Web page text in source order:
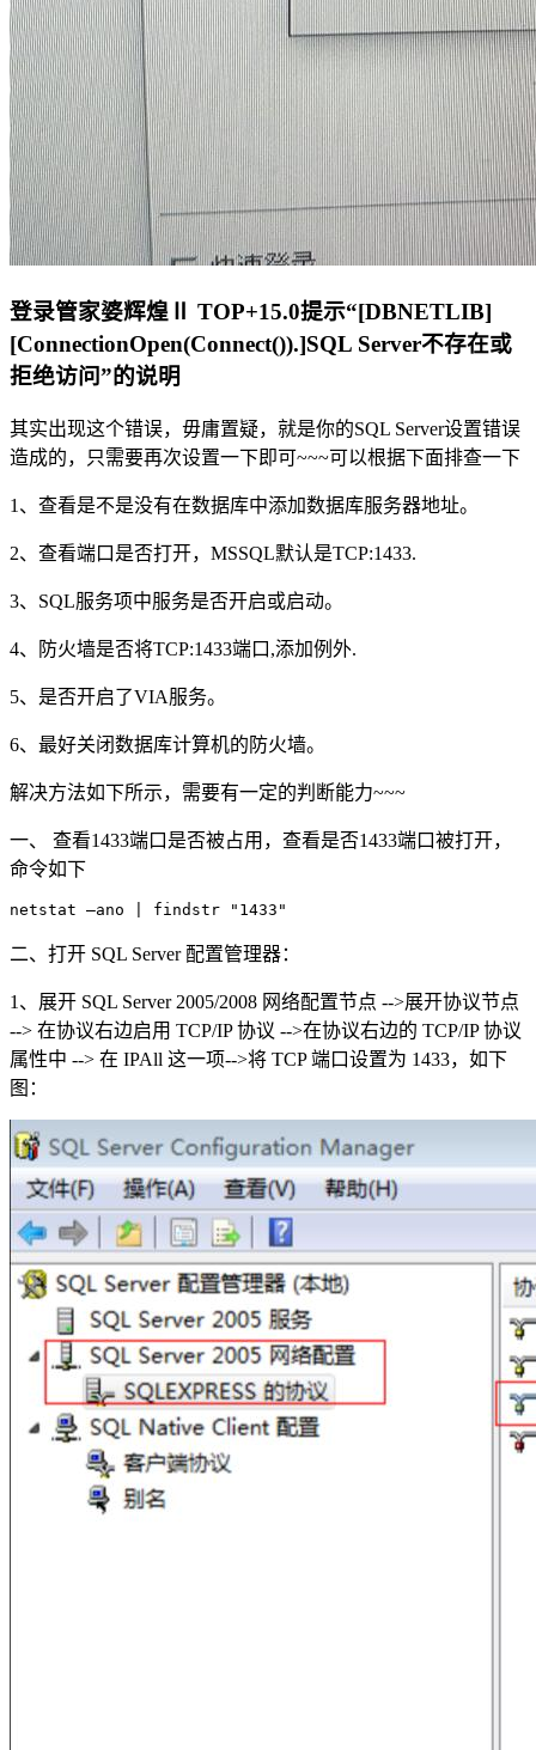
登录管家婆辉煌Ⅱ TOP+15.0提示“[DBNETLIB]
[ConnectionOpen(Connect()).]SQL Server不存在或
拒绝访问”的说明
其实出现这个错误，毋庸置疑，就是你的SQL Server设置错误
造成的，只需要再次设置一下即可~~~可以根据下面排查一下
1、查看是不是没有在数据库中添加数据库服务器地址。
2、查看端口是否打开，MSSQL默认是TCP:1433.
3、SQL服务项中服务是否开启或启动。
4、防火墙是否将TCP:1433端口,添加例外.
5、是否开启了VIA服务。
6、最好关闭数据库计算机的防火墙。
解决方法如下所示，需要有一定的判断能力~~~
一、 查看1433端口是否被占用，查看是否1433端口被打开，
命令如下
netstat –ano | findstr "1433"
二、打开 SQL Server 配置管理器：
1、展开 SQL Server 2005/2008 网络配置节点 -->展开协议节点
--> 在协议右边启用 TCP/IP 协议 -->在协议右边的 TCP/IP 协议
属性中 --> 在 IPAll 这一项-->将 TCP 端口设置为 1433，如下
图：